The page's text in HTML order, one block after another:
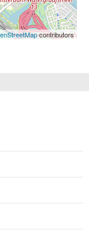
contributors